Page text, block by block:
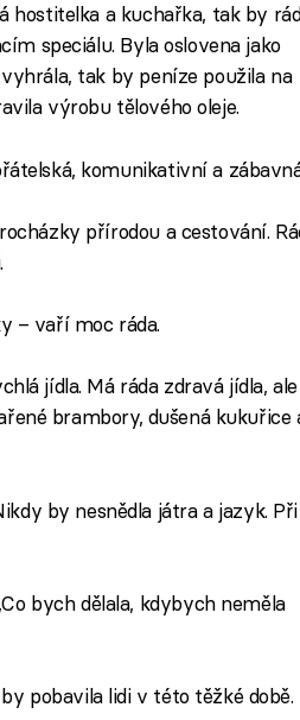
hostitelka a kuchařka, tak by
speciálu. Byla oslovena jako
tak by peníze použila na
výrobu tělového oleje.
komunikativní a
přírodou a cestování.
– vaří moc ráda.
jídla. Má ráda zdravá jídla,
brambory, dušená kukuřice
by nesnědla játra a jazyk. Při
bych dělala, kdybych neměla
pobavila lidi v této těžké době.